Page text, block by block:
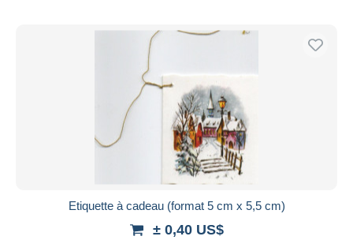
Etiquette à cadeau (format 5 cm x 5,5 cm)
± 0,40 US$